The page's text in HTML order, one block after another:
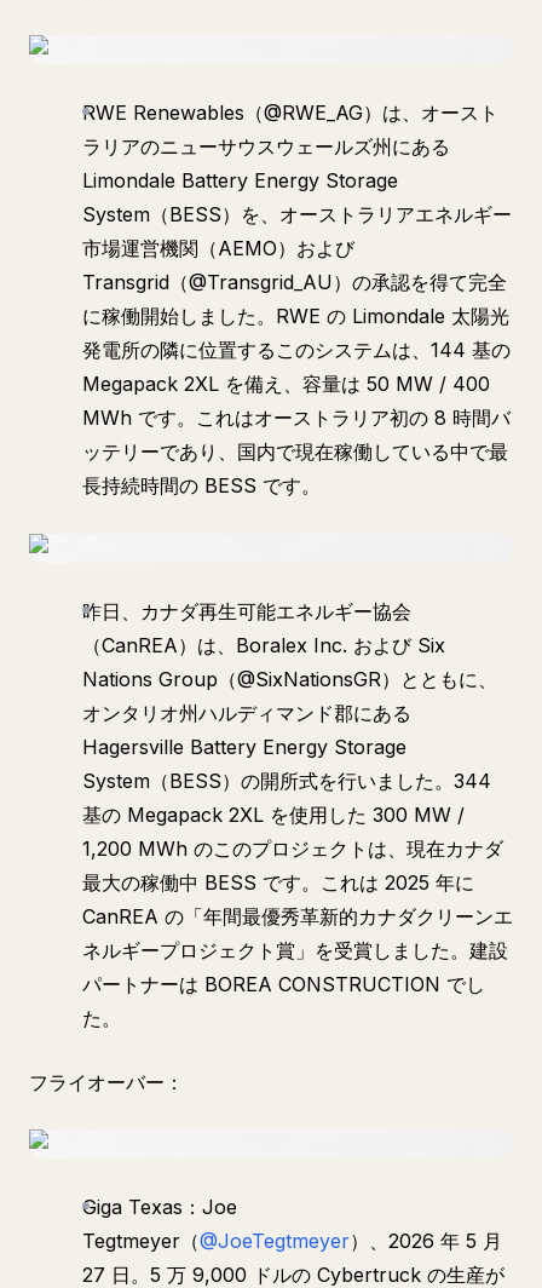
RWE Renewables（@RWE_AG）は、オースト
ラリアのニューサウスウェールズ州にある
Limondale Battery Energy Storage
System（BESS）を、オーストラリアエネルギー
市場運営機関（AEMO）および
Transgrid（@Transgrid_AU）の承認を得て完全
に稼働開始しました。RWE の Limondale 太陽光
発電所の隣に位置するこのシステムは、144 基の
Megapack 2XL を備え、容量は 50 MW / 400
MWh です。これはオーストラリア初の 8 時間バ
ッテリーであり、国内で現在稼働している中で最
長持続時間の BESS です。
昨日、カナダ再生可能エネルギー協会
（CanREA）は、Boralex Inc. および Six
Nations Group（@SixNationsGR）とともに、
オンタリオ州ハルディマンド郡にある
Hagersville Battery Energy Storage
System（BESS）の開所式を行いました。344
基の Megapack 2XL を使用した 300 MW /
1,200 MWh のこのプロジェクトは、現在カナダ
最大の稼働中 BESS です。これは 2025 年に
CanREA の「年間最優秀革新的カナダクリーンエ
ネルギープロジェクト賞」を受賞しました。建設
パートナーは BOREA CONSTRUCTION でし
た。
フライオーバー：
Giga Texas：Joe
Tegtmeyer（@JoeTegtmeyer）、2026 年 5 月
27 日。5 万 9,000 ドルの Cybertruck の生産が